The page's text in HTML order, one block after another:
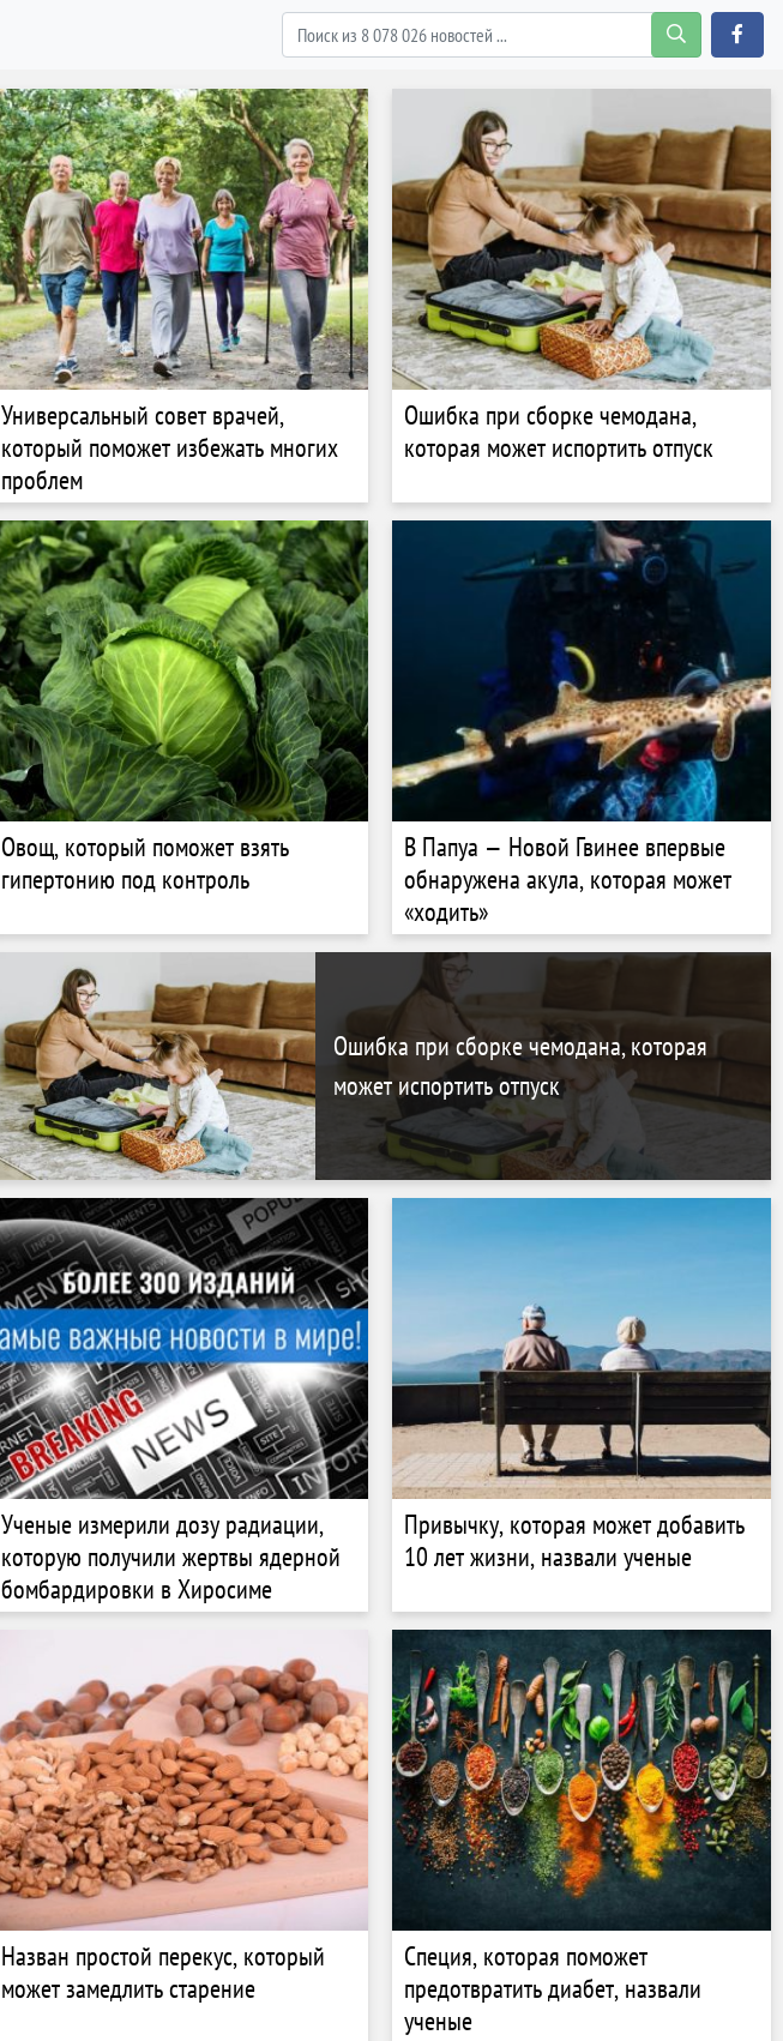
Универсальный совет врачей,
который поможет избежать многих
проблем
Ошибка при сборке чемодана,
которая может испортить отпуск
Овощ, который поможет взять
гипертонию под контроль
В Папуа — Новой Гвинее впервые
обнаружена акула, которая может
«ходить»
Ошибка при сборке чемодана, которая
может испортить отпуск
Ученые измерили дозу радиации,
которую получили жертвы ядерной
бомбардировки в Хиросиме
Привычку, которая может добавить
10 лет жизни, назвали ученые
Назван простой перекус, который
может замедлить старение
Специя, которая поможет
предотвратить диабет, назвали
ученые